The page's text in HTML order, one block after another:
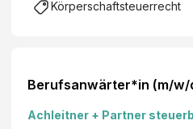
Körperschaftsteuerrecht
Berufsanwärter*in (m/
Achleitner + Partner